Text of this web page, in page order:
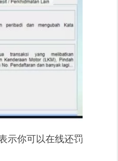
示你可以在线还罚